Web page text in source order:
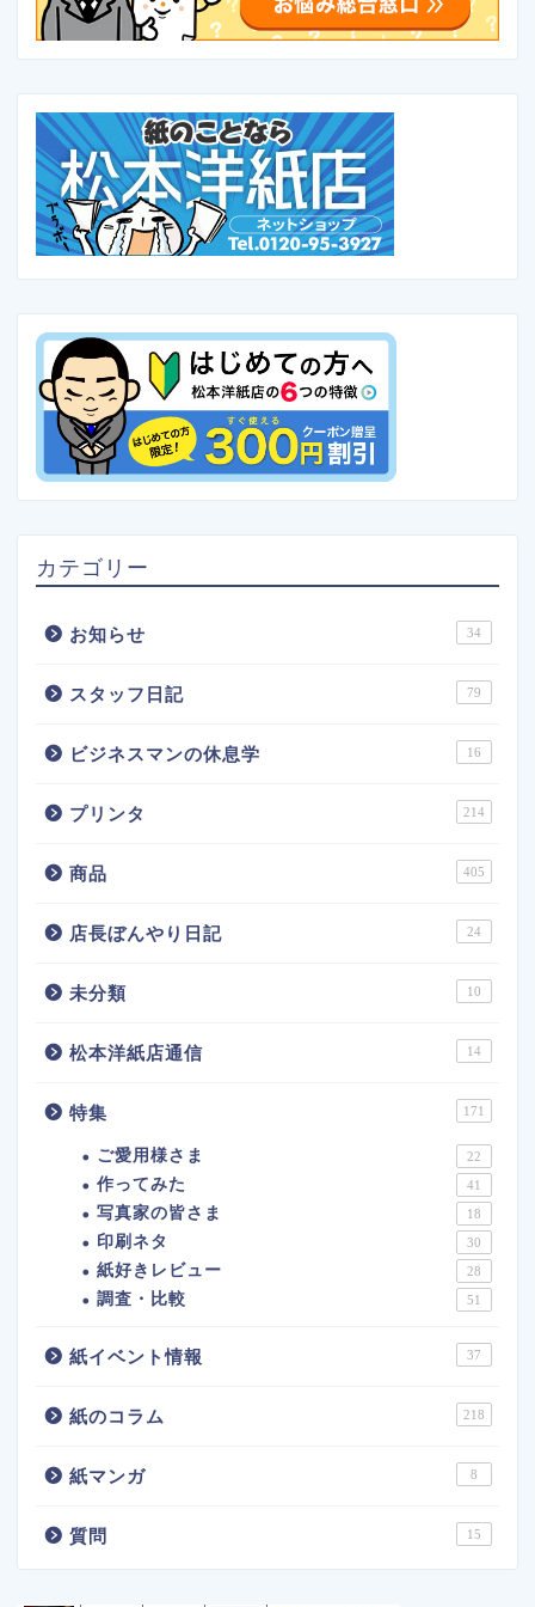
カテゴリー
お知らせ 34
スタッフ日記 79
ビジネスマンの休息学 16
プリンタ 214
商品 405
店長ぼんやり日記 24
未分類 10
松本洋紙店通信 14
特集 171
ご愛用様さま 22
作ってみた 41
写真家の皆さま 18
印刷ネタ 30
紙好きレビュー 28
調査・比較 51
紙イベント情報 37
紙のコラム 218
紙マンガ 8
質問 15